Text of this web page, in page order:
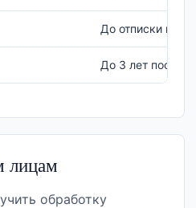
До отписки или
До 3 лет после
лицам
обработку